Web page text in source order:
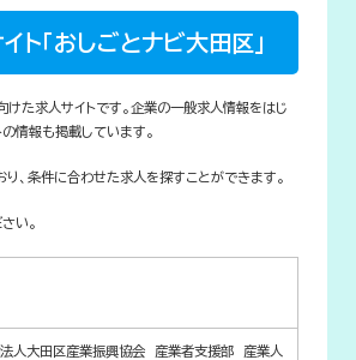
ト「おしごとナビ大田区」
けた求人サイトです。企業の一般求人情報をはじ
の情報も掲載しています。
、条件に合わせた求人を探すことができます。
い。
人大田区産業振興協会 産業者支援部 産業人